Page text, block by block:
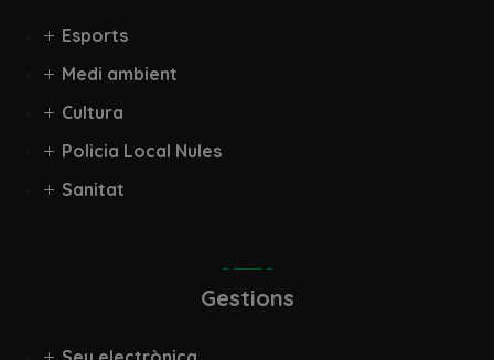
Esports
Medi ambient
Cultura
Policia Local Nules
Sanitat
Gestions